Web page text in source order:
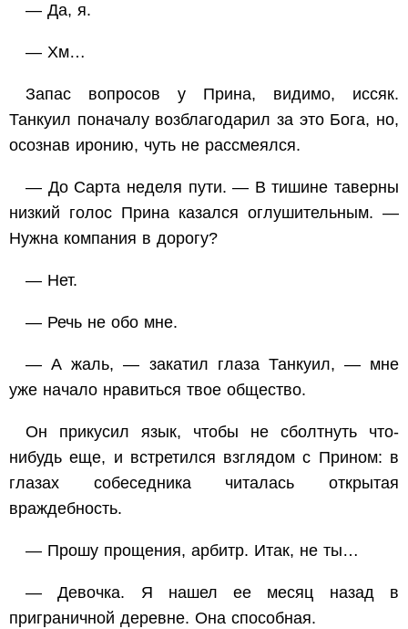
— Да, я.
— Хм…
Запас вопросов у Прина, видимо, иссяк.
Танкуил поначалу возблагодарил за это Бога, но,
осознав иронию, чуть не рассмеялся.
— До Сарта неделя пути. — В тишине таверны
низкий голос Прина казался оглушительным. —
Нужна компания в дорогу?
— Нет.
— Речь не обо мне.
— А жаль, — закатил глаза Танкуил, — мне
уже начало нравиться твое общество.
Он прикусил язык, чтобы не сболтнуть что-
нибудь еще, и встретился взглядом с Прином: в
глазах собеседника читалась открытая
враждебность.
— Прошу прощения, арбитр. Итак, не ты…
— Девочка. Я нашел ее месяц назад в
приграничной деревне. Она способная.